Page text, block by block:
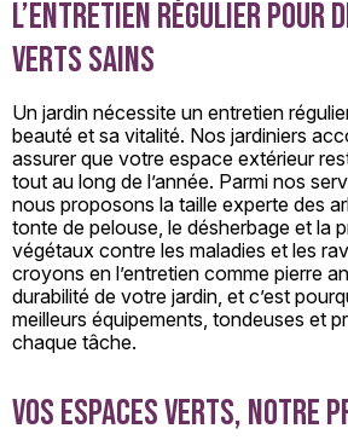
L’entretien régulier pour
verts sains
Un jardin nécessite un entretien
beauté et sa vitalité. Nos jardiniers
assurer que votre espace extérieur
tout au long de l’année. Parmi nos
nous proposons la taille experte des
tonte de pelouse, le désherbage et la
végétaux contre les maladies et les
croyons en l’entretien comme pierre
durabilité de votre jardin, et c’est
meilleurs équipements, tondeuses et
chaque tâche.
Vos espaces verts, notre